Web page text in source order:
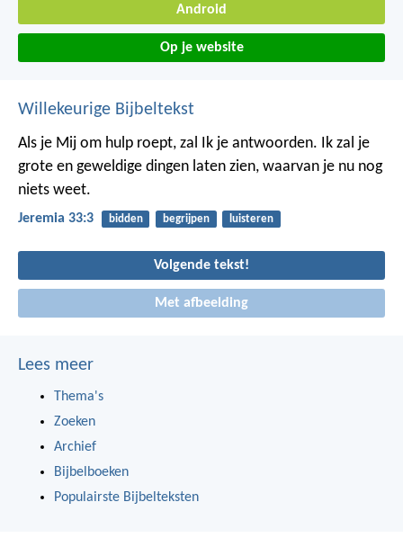
Android
Op je website
Willekeurige Bijbeltekst
Als je Mij om hulp roept, zal Ik je antwoorden. Ik zal je
grote en geweldige dingen laten zien, waarvan je nu nog
niets weet.
Jeremia 33:3 bidden begrijpen luisteren
Volgende tekst!
Met afbeelding
Lees meer
Thema's
Zoeken
Archief
Bijbelboeken
Populairste Bijbelteksten